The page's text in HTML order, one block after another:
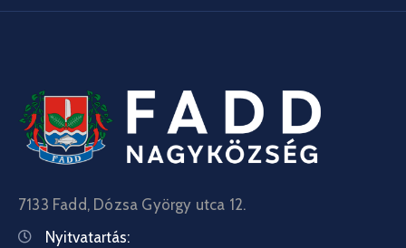
7133 Fadd, Dózsa György utca 12.
Nyitvatartás: